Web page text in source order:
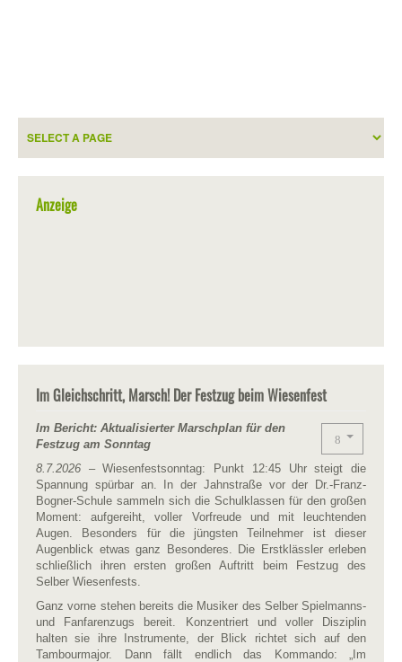
Anzeige
Im Gleichschritt, Marsch! Der Festzug beim Wiesenfest
Im Bericht: Aktualisierter Marschplan für den
Festzug am Sonntag
8.7.2026 – Wiesenfestsonntag: Punkt 12:45 Uhr steigt die
Spannung spürbar an. In der Jahnstraße vor der Dr.-Franz-
Bogner-Schule sammeln sich die Schulklassen für den großen
Moment: aufgereiht, voller Vorfreude und mit leuchtenden
Augen. Besonders für die jüngsten Teilnehmer ist dieser
Augenblick etwas ganz Besonderes. Die Erstklässler erleben
schließlich ihren ersten großen Auftritt beim Festzug des
Selber Wiesenfests.
Ganz vorne stehen bereits die Musiker des Selber Spielmanns-
und Fanfarenzugs bereit. Konzentriert und voller Disziplin
halten sie ihre Instrumente, der Blick richtet sich auf den
Tambourmajor. Dann fällt endlich das Kommando: „Im